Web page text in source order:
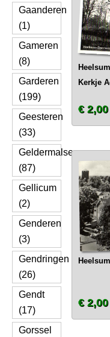
Gaanderen
(1)
Gameren
(8)
Garderen
(199)
Geesteren
(33)
Geldermalsen
(87)
Gellicum
(2)
Genderen
(3)
Gendringen
(26)
Gendt
(17)
Gorssel
Kerkje
€ 2,00
€ 2,00